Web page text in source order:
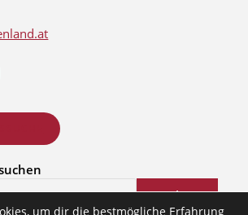
Suchen
um dir die bestmögliche Erfahrung